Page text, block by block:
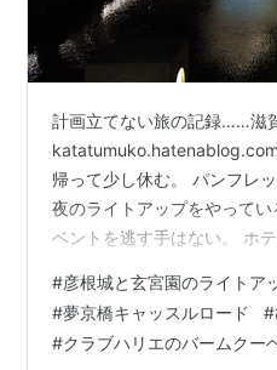
計画立てない旅の記録……滋
帰って少し休む。 パンフレ
夜のライトアップをやって
ベントを逃す手はない。 ホ
何この、お堀に浮かぶ灯り
らない。 これが彦根城か～
ングもやっていた。 ５．玄
#彦根城と玄宮園のライトア
#夢京橋キャッスルロード #
#クラブハリエのバームクー